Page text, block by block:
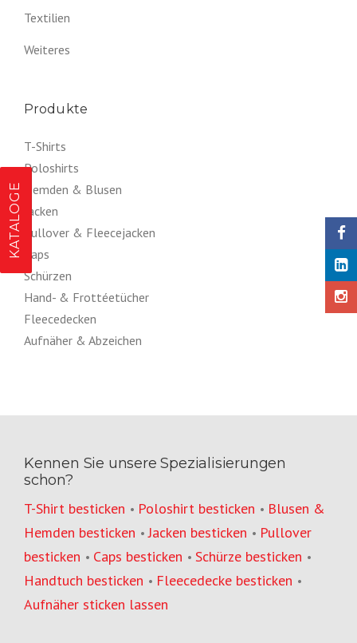
Textilien
Weiteres
Produkte
T-Shirts
Poloshirts
Hemden & Blusen
Jacken
Pullover & Fleecejacken
Caps
Schürzen
Hand- & Frottéetücher
Fleecedecken
Aufnäher & Abzeichen
KATALOGE
Kennen Sie unsere Spezialisierungen
schon?
T-Shirt besticken • Poloshirt besticken • Blusen &
Hemden besticken •Jacken besticken • Pullover
besticken • Caps besticken • Schürze besticken •
Handtuch besticken • Fleecedecke besticken •
Aufnäher sticken lassen